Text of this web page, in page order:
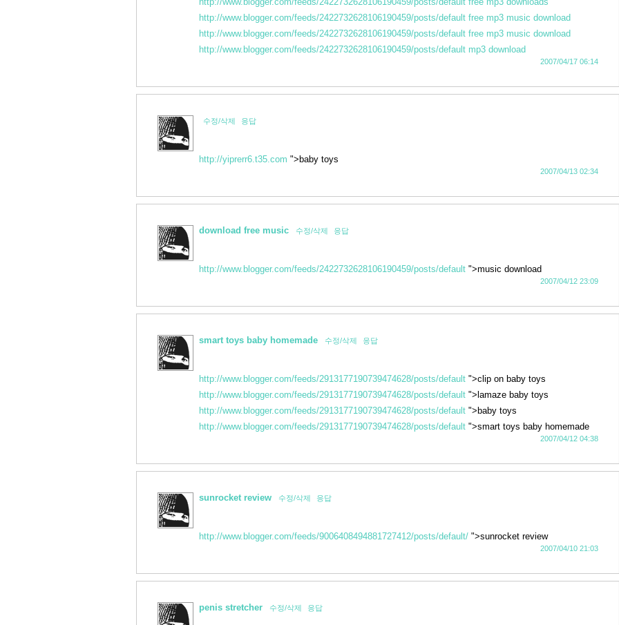
http://www.blogger.com/feeds/2422732628106190459/posts/default free mp3 music download
http://www.blogger.com/feeds/2422732628106190459/posts/default free mp3 music download
http://www.blogger.com/feeds/2422732628106190459/posts/default mp3 download
2007/04/17 06:14
수정/삭제 응답
http://yiprerr6.t35.com ">baby toys
2007/04/13 02:34
download free music 수정/삭제 응답
http://www.blogger.com/feeds/2422732628106190459/posts/default ">music download
2007/04/12 23:09
smart toys baby homemade 수정/삭제 응답
http://www.blogger.com/feeds/2913177190739474628/posts/default ">clip on baby toys
http://www.blogger.com/feeds/2913177190739474628/posts/default ">lamaze baby toys
http://www.blogger.com/feeds/2913177190739474628/posts/default ">baby toys
http://www.blogger.com/feeds/2913177190739474628/posts/default ">smart toys baby homemade
2007/04/12 04:38
sunrocket review 수정/삭제 응답
http://www.blogger.com/feeds/9006408494881727412/posts/default/ ">sunrocket review
2007/04/10 21:03
penis stretcher 수정/삭제 응답